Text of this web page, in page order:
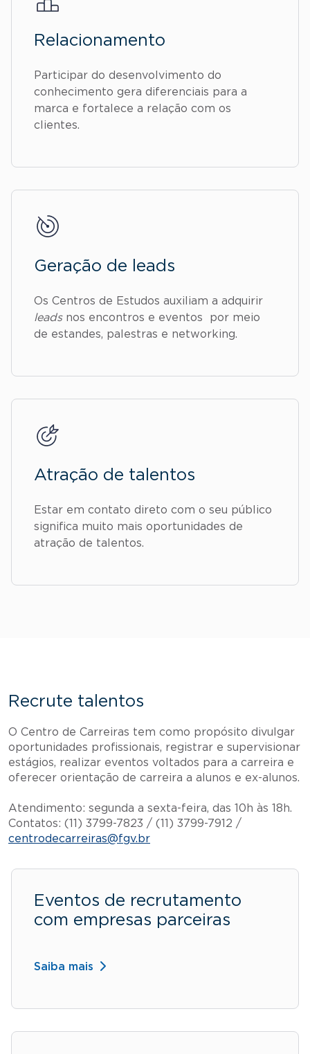
Relacionamento
Participar do desenvolvimento do
conhecimento gera diferenciais para a
marca e fortalece a relação com os
clientes.
Geração de leads
Os Centros de Estudos auxiliam a adquirir
leadsnos encontros e eventos por meio
de estandes, palestras e networking.
Atração de talentos
Estar em contato direto com o seu público
significa muito mais oportunidades de
atração de talentos.
Recrute talentos
O Centro de Carreiras tem como propósito divulgar
oportunidades profissionais, registrar e supervisionar
estágios, realizar eventos voltados para a carreira e
oferecer orientação de carreira a alunos e ex-alunos.
Atendimento: segunda a sexta-feira, das 10h às 18h.
Contatos: (11) 3799-7823 / (11) 3799-7912 /
centrodecarreiras@fgv.br
Eventos de recrutamento
com empresas parceiras
Saiba mais